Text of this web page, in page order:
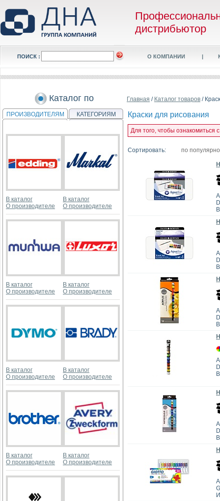
дистрибьютор
ПОИСК : О КОМПАНИИ |
Каталог по
ПРОИЗВОДИТЕЛЯМ КАТЕГОРИЯМ
В каталог
О производителе
В каталог
О производителе
В каталог
О производителе
В каталог
О производителе
В каталог
О производителе
В каталог
О производителе
В каталог
О производителе
В каталог
О производителе
Главная / Каталог товаров /
Краски для рисования
Для того, чтобы ознакомиться
Сортировать: по